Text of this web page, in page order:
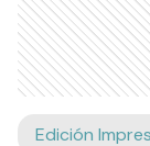
Edición